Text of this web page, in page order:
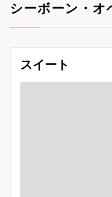
シーボーン・
スイート